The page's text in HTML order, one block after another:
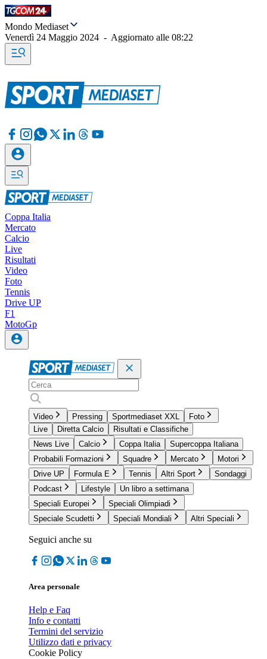
Mondo Mediaset
Venerdì 24 Maggio 2024 - Aggiornato alle 08:22
Coppa Italia
Mercato
Calcio
Live
Risultati
Video
Foto
Tennis
Drive UP
F1
MotoGp
Video Pressing Sportmediaset XXL
Foto
Live
Diretta Calcio
Risultati e Classifiche
News Live
Calcio Coppa Italia
Supercoppa Italiana
Probabili Formazioni
Squadre Mercato
Motori
Drive UP
Formula E Tennis Altri Sport
Sondaggi
Podcast
Lifestyle
Un libro a settimana
Speciali Europei
Speciali Olimpiadi
Speciale Scudetti
Speciali Mondiali Altri Speciali
Seguici anche su
Area personale
Help e Faq
Info e contatti
Termini del servizio
Utilizzo dati e privacy
Cookie Policy